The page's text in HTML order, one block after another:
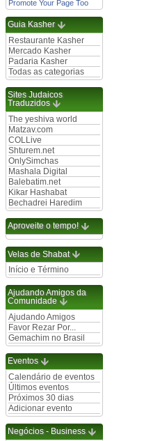
Promote Your Page Too
Guia Kasher
Restaurante Kasher
Mercado Kasher
Padaria Kasher
Todas as categorias
Sites Judaicos
Traduzidos
The yeshiva world
Matzav.com
COLLive
Shturem.net
OnlySimchas
Mashala Digital
Balebatim.net
Kikar Hashabat
Bechadrei Haredim
Aproveite o tempo!
Velas de Shabat
Início e Término
Ajudando Amigos da
Comunidade
Ajudando Amigos
Favor Rezar Por...
Gemachim no Brasil
Eventos
Calendário de eventos
Últimos eventos
Próximos 30 dias
Adicionar evento
Negócios - Business